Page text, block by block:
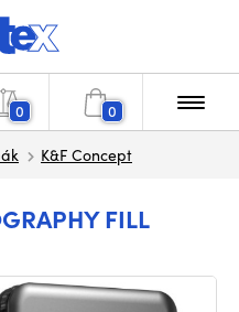
0 0
K&F Concept
FILL